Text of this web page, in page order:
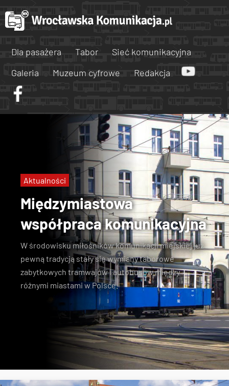
Dla pasażera Tabor
Sieć komunikacyjna
Galeria
Muzeum cyfrowe Redakcja
Międzymiastowa
współpraca komunikacyjna
W środowisku miłośników komunikacji miejskiej już
pewną tradycją stały się wymiany taborowe
zabytkowych tramwajów i autobusów między
różnymi miastami w Polsce.
Aktualności